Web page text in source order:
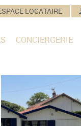
LOCATAIRE
CONCIERGERIE